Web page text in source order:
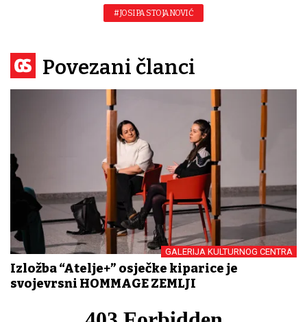
#JOSIPA STOJANOVIĆ
Povezani članci
GALERIJA KULTURNOG CENTRA
Izložba “Atelje+” osječke kiparice je
svojevrsni HOMMAGE ZEMLJI